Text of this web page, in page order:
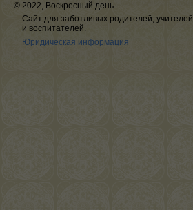
© 2022, Воскресный день
Сайт для заботливых родителей, учителей
и воспитателей.
Юридическая информация